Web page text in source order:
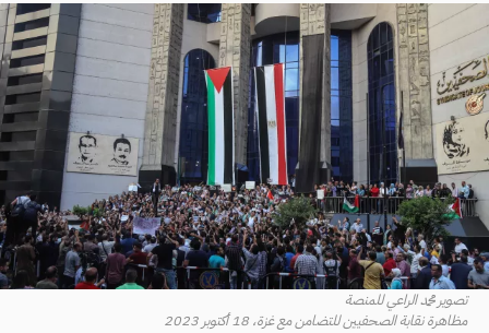
Secondary
Navigation
تصوير محمد الراعي للمنصة
مظاهرة نقابة الصحفيين للتضامن مع غزة، 18 أكتوبر 2023